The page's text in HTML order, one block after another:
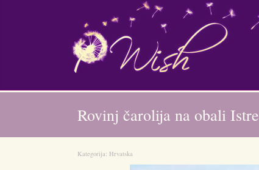
Rovinj čarolija na obali Istre
Kategorija: Hrvatska